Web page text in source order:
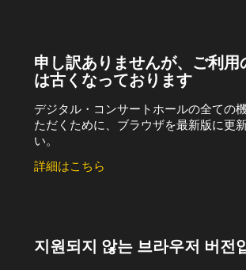
申し訳ありませんが、ご利用
は古くなっております
デジタル・コンサートホールの全ての
ただくために、ブラウザを最新版に更
い。
詳細はこちら
지원되지 않는 브라우저 버전